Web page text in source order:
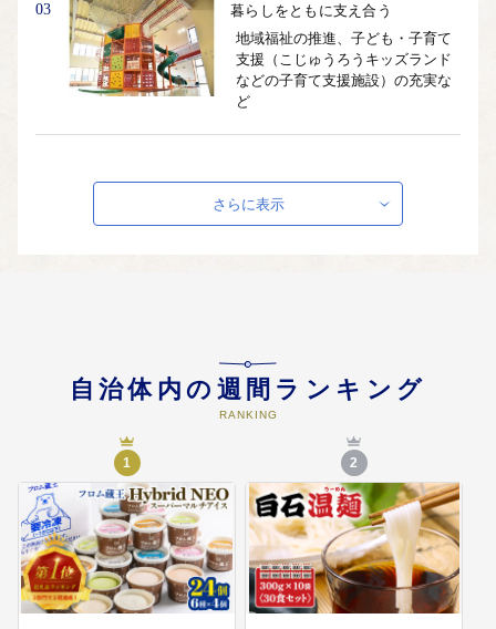
03
暮らしをともに支え合う
地域福祉の推進、子ども・子育て
支援（こじゅうろうキッズランド
などの子育て支援施設）の充実な
ど
防災・減災対策の充実、地域にお
ける防災力の強化など
住・定住の促進など
まちの未来を描く
豊かな自然環境の維持、魅力ある
都市空間の整備など
07
白石市のため
さらに表示
自治体内の週間ランキング
RANKING
1 2